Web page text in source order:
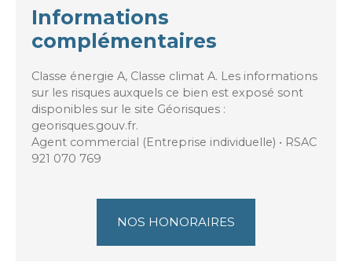
Informations
complémentaires
Classe énergie A, Classe climat A. Les informations
sur les risques auxquels ce bien est exposé sont
disponibles sur le site Géorisques :
georisques.gouv.fr.
Agent commercial (Entreprise individuelle) • RSAC
921 070 769
NOS HONORAIRES